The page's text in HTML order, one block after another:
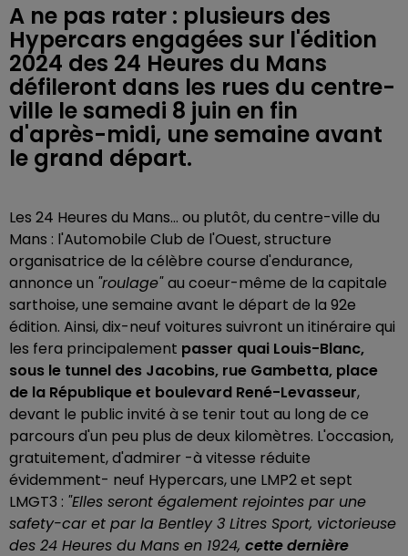
A ne pas rater : plusieurs des
Hypercars engagées sur l'édition
2024 des 24 Heures du Mans
défileront dans les rues du centre-
ville le samedi 8 juin en fin
d'après-midi, une semaine avant
le grand départ.
Les 24 Heures du Mans... ou plutôt, du centre-ville du
Mans : l'Automobile Club de l'Ouest, structure
organisatrice de la célèbre course d'endurance,
annonce un "roulage"au coeur-même de la capitale
sarthoise, une semaine avant le départ de la 92e
édition. Ainsi, dix-neuf voitures suivront un itinéraire qui
les fera principalement passer quai Louis-Blanc,
sous le tunnel des Jacobins, rue Gambetta, place
de la République et boulevard René-Levasseur,
devant le public invité à se tenir tout au long de ce
parcours d'un peu plus de deux kilomètres. L'occasion,
gratuitement, d'admirer -à vitesse réduite
évidemment- neuf Hypercars, une LMP2 et sept
LMGT3 : "Elles seront également rejointes par une
safety-car et par la Bentley 3 Litres Sport, victorieuse
des 24 Heures du Mans en 1924, cette dernière